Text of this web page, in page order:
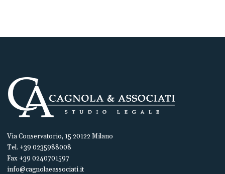
Via Conservatorio, 15 20122 Milano
Tel. +39 0235988008
Fax +39 0240701597
info@cagnolaeassociati.it